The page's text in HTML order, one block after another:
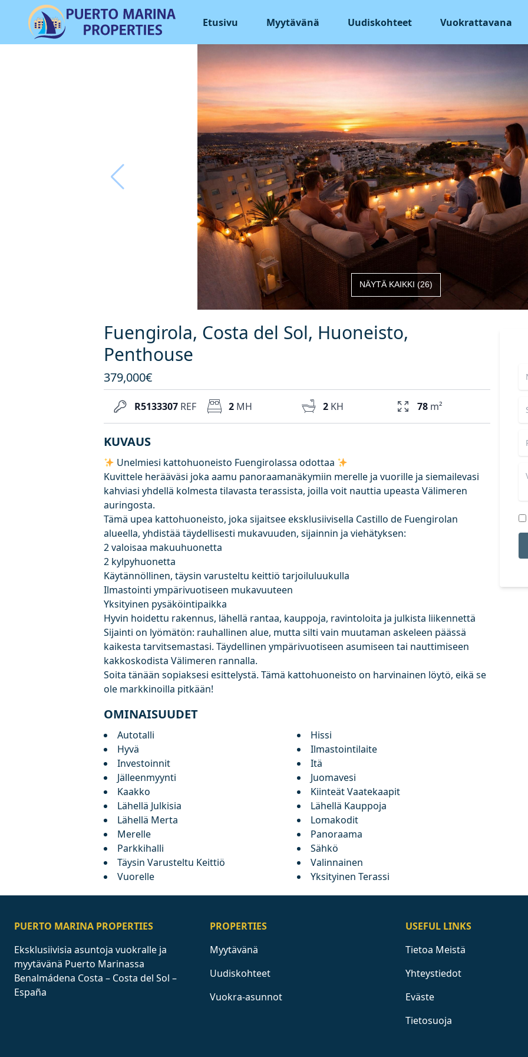
Etusivu Myytävänä Uudiskohteet Vuokrattavana
NÄYTÄ KAIKKI (26)
Fuengirola, Costa del Sol, Huoneisto,
Penthouse
379,000€
R5133307 REF 2 MH 2 KH 78 m²
KUVAUS
Unelmiesi kattohuoneisto Fuengirolassa odottaa
Kuvittele herääväsi joka aamu panoraamanäkymiin merelle ja vuorille ja siemailevasi
kahviasi yhdellä kolmesta tilavasta terassista, joilla voit nauttia upeasta Välimeren
auringosta.
Tämä upea kattohuoneisto, joka sijaitsee eksklusiivisella Castillo de Fuengirolan
alueella, yhdistää täydellisesti mukavuuden, sijainnin ja viehätyksen:
2 valoisaa makuuhuonetta
2 kylpyhuonetta
Käytännöllinen, täysin varusteltu keittiö tarjoiluluukulla
Ilmastointi ympärivuotiseen mukavuuteen
Yksityinen pysäköintipaikka
Hyvin hoidettu rakennus, lähellä rantaa, kauppoja, ravintoloita ja julkista liikennettä
Sijainti on lyömätön: rauhallinen alue, mutta silti vain muutaman askeleen päässä
kaikesta tarvitsemastasi. Täydellinen ympärivuotiseen asumiseen tai nauttimiseen
kakkoskodista Välimeren rannalla.
Soita tänään sopiaksesi esittelystä. Tämä kattohuoneisto on harvinainen löytö, eikä se
ole markkinoilla pitkään!
OMINAISUUDET
Autotalli
Hissi
Hyvä
Ilmastointilaite
Investoinnit
Itä
Jälleenmyynti
Juomavesi
Kaakko
Kiinteät Vaatekaapit
Lähellä Julkisia
Lähellä Kauppoja
Lähellä Merta
Lomakodit
Merelle
Panoraama
Parkkihalli
Sähkö
Täysin Varusteltu Keittiö
Valinnainen
Vuorelle
Yksityinen Terassi
PUERTO MARINA PROPERTIES
Eksklusiivisia asuntoja vuokralle ja
myytävänä Puerto Marinassa
Benalmádena Costa – Costa del Sol –
España
PROPERTIES
Myytävänä
Uudiskohteet
Vuokra-asunnot
USEFUL LINKS
Tietoa Meistä
Yhteystiedot
Eväste
Tietosuoja